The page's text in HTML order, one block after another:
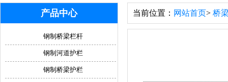
当前位置： 网站首页> 桥
产品中心
钢制桥梁栏杆
钢制河道护栏
钢制桥梁护栏